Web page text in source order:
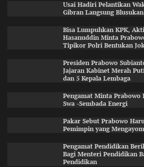
Usai Hadiri Pelantikan
Gibran Langsung
Bisa Lumpuhkan KPK,
Hasanuddin Minta
Tipikor Polri Bentukan
Presiden Prabowo
Jajaran Kabinet Merah
dan 5 Kepala Lembaga
Pengamat Minta Prabowo
Swa -Sembada Energi
Pakar Sebut Prabowo
Pemimpin yang
Pengamat Pendidikan
Bagi Menteri Pendidikan
Pendidikan